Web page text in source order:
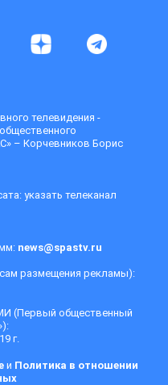
телевидения -
– Корчевников Борис
указать телеканал
news@spastv.ru
размещения рекламы):
(Первый общественный
г.
и Политика в отношении